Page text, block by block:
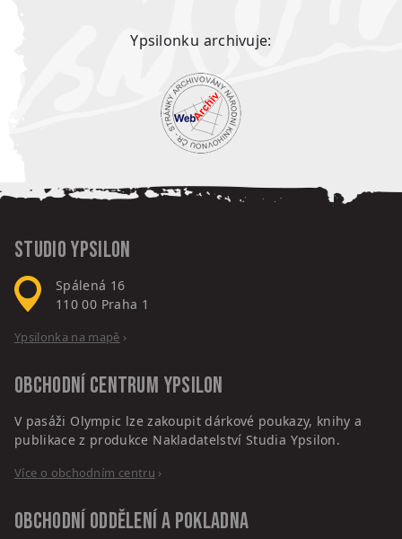
Ypsilonku archivuje:
Studio Ypsilon
Spálená 16
110 00 Praha 1
Ypsilonka na mapě ›
Obchodní centrum Ypsilon
V pasáži Olympic lze zakoupit dárkové poukazy, knihy a
publikace z produkce Nakladatelství Studia Ypsilon.
Více o obchodním centru ›
Obchodní oddělení a pokladna